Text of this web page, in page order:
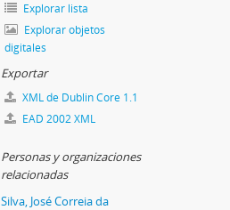
Explorar lista
Explorar objetos
digitales
Exportar
XML de Dublin Core 1.1
EAD 2002 XML
Personas y organizaciones
relacionadas
Silva, José Correia da